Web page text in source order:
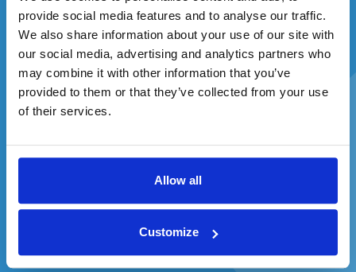
provide social media features and to analyse our traffic.
We also share information about your use of our site with
our social media, advertising and analytics partners who
may combine it with other information that you’ve
provided to them or that they’ve collected from your use
of their services.
Allow all
Customize
Rady v boji proti demineralizácii
Táto sekcia bude zahŕňať to, čo sme už vypichli v tých
predchádzajúcich, každý z bodov však bude ďalej rozšírený.
Čo presne by ste teda mali robiť, aby ste eliminovali riziko
demineralizácie skloviny?
Zadajte svoj e-mail a ste v hre.
Súhlasím so spracovaním osobných údajov a